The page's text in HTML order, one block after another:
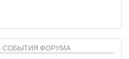
- СОБЫТИЯ ФОРУМА